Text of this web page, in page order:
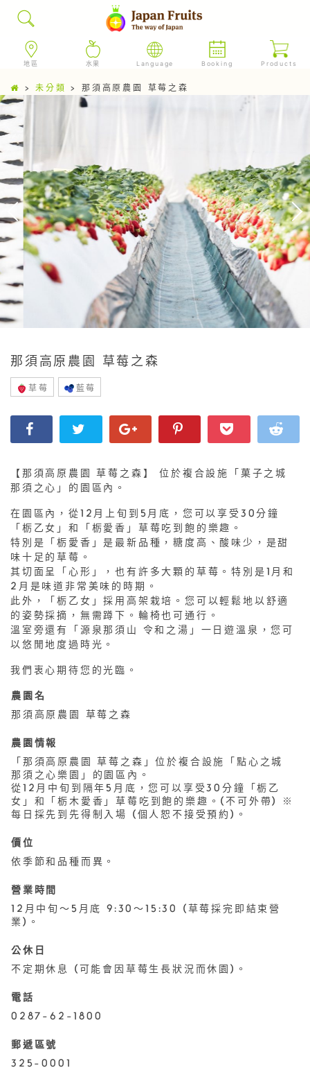
地區 水果 Language Booking Products
>未分類 >那須高原農園 草莓之森
那須高原農園 草莓之森
草莓 藍莓
【那須高原農園 草莓之森】 位於複合設施「菓子之城
那須之心」的園區內。
在園區內，從12月上旬到5月底，您可以享受30分鐘
「栃乙女」和「栃愛香」草莓吃到飽的樂趣。
特別是「栃愛香」是最新品種，糖度高、酸味少，是甜
味十足的草莓。
其切面呈「心形」，也有許多大顆的草莓。特別是1月和
2月是味道非常美味的時期。
此外，「栃乙女」採用高架栽培。您可以輕鬆地以舒適
的姿勢採摘，無需蹲下。輪椅也可通行。
溫室旁還有「源泉那須山 令和之湯」一日遊溫泉，您可
以悠閒地度過時光。
我們衷心期待您的光臨。
農園名
那須高原農園 草莓之森
農園情報
「那須高原農園 草莓之森」位於複合設施「點心之城
那須之心樂園」的園區內。
從12月中旬到隔年5月底，您可以享受30分鐘「栃乙
女」和「栃木愛香」草莓吃到飽的樂趣。(不可外帶) ※
每日採先到先得制入場 (個人恕不接受預約)。
價位
依季節和品種而異。
營業時間
12月中旬～5月底 9:30～15:30 (草莓採完即結束營
業)。
公休日
不定期休息 (可能會因草莓生長狀況而休園)。
電話
0287-62-1800
郵遞區號
325-0001